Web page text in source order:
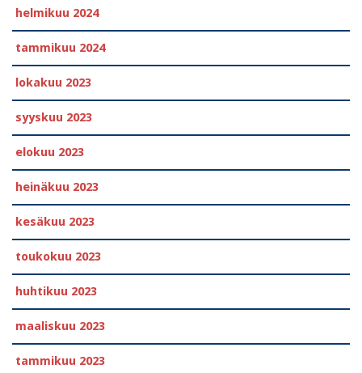
helmikuu 2024
tammikuu 2024
lokakuu 2023
syyskuu 2023
elokuu 2023
heinäkuu 2023
kesäkuu 2023
toukokuu 2023
huhtikuu 2023
maaliskuu 2023
tammikuu 2023